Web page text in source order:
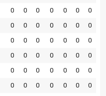
0 0 0 0 0 0 0
0 0 0 0 0 0 0
0 0 0 0 0 0 0
0 0 0 0 0 0 0
0 0 0 0 0 0 0
0 0 0 0 0 0 0